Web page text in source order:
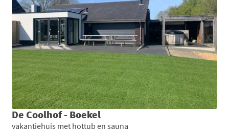
De Coolhof - Boekel
vakantiehuis met hottub en sauna